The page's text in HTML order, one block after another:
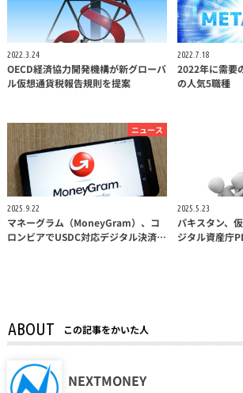
2022.3.24
OECD経済協力開発機構が新グローバ
ル仮想通貨税報告規則を提案
2022.7.18
2022年に需要
の人気5職種
ニュース
2025.9.22
マネーグラム（MoneyGram）、コ
ロンビアでUSDC対応デジタル決済…
2025.5.23
パキスタン、
ジタル資産庁
ABOUT この記事をかいた人
NEXTMONEY